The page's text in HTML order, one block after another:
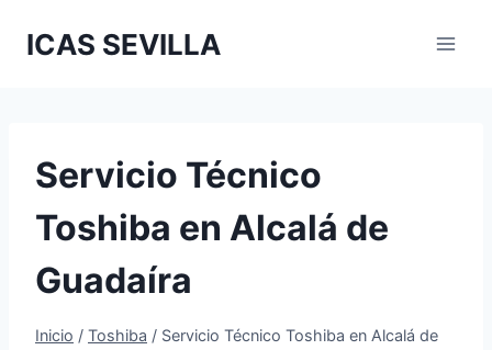
ICAS SEVILLA
Servicio Técnico
Toshiba en Alcalá de
Guadaíra
Inicio / Toshiba / Servicio Técnico Toshiba en Alcalá de